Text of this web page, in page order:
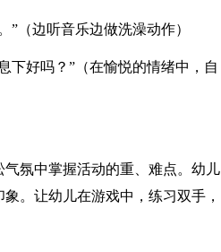
（边听音乐边做洗澡动作）
下好吗？”（在愉悦的情绪中，自
氛中掌握活动的重、难点。幼儿
。让幼儿在游戏中，练习双手，